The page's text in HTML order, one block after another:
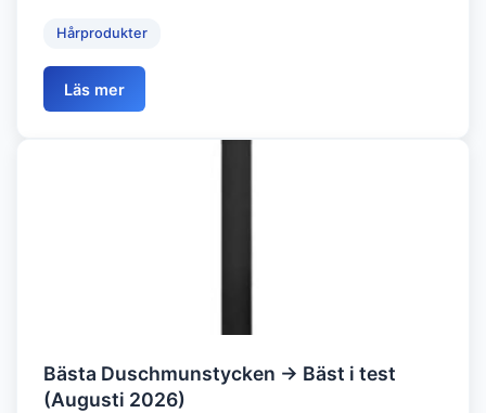
Hårprodukter
Läs mer
Bästa Duschmunstycken → Bäst i test
(Augusti 2026)